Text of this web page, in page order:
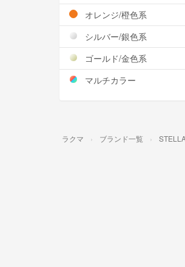
オレンジ/橙色系
シルバー/銀色系
ゴールド/金色系
マルチカラー
ラクマ ブランド一覧